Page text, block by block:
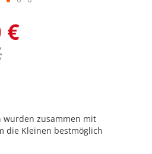
€
wurden zusammen mit
die Kleinen bestmöglich